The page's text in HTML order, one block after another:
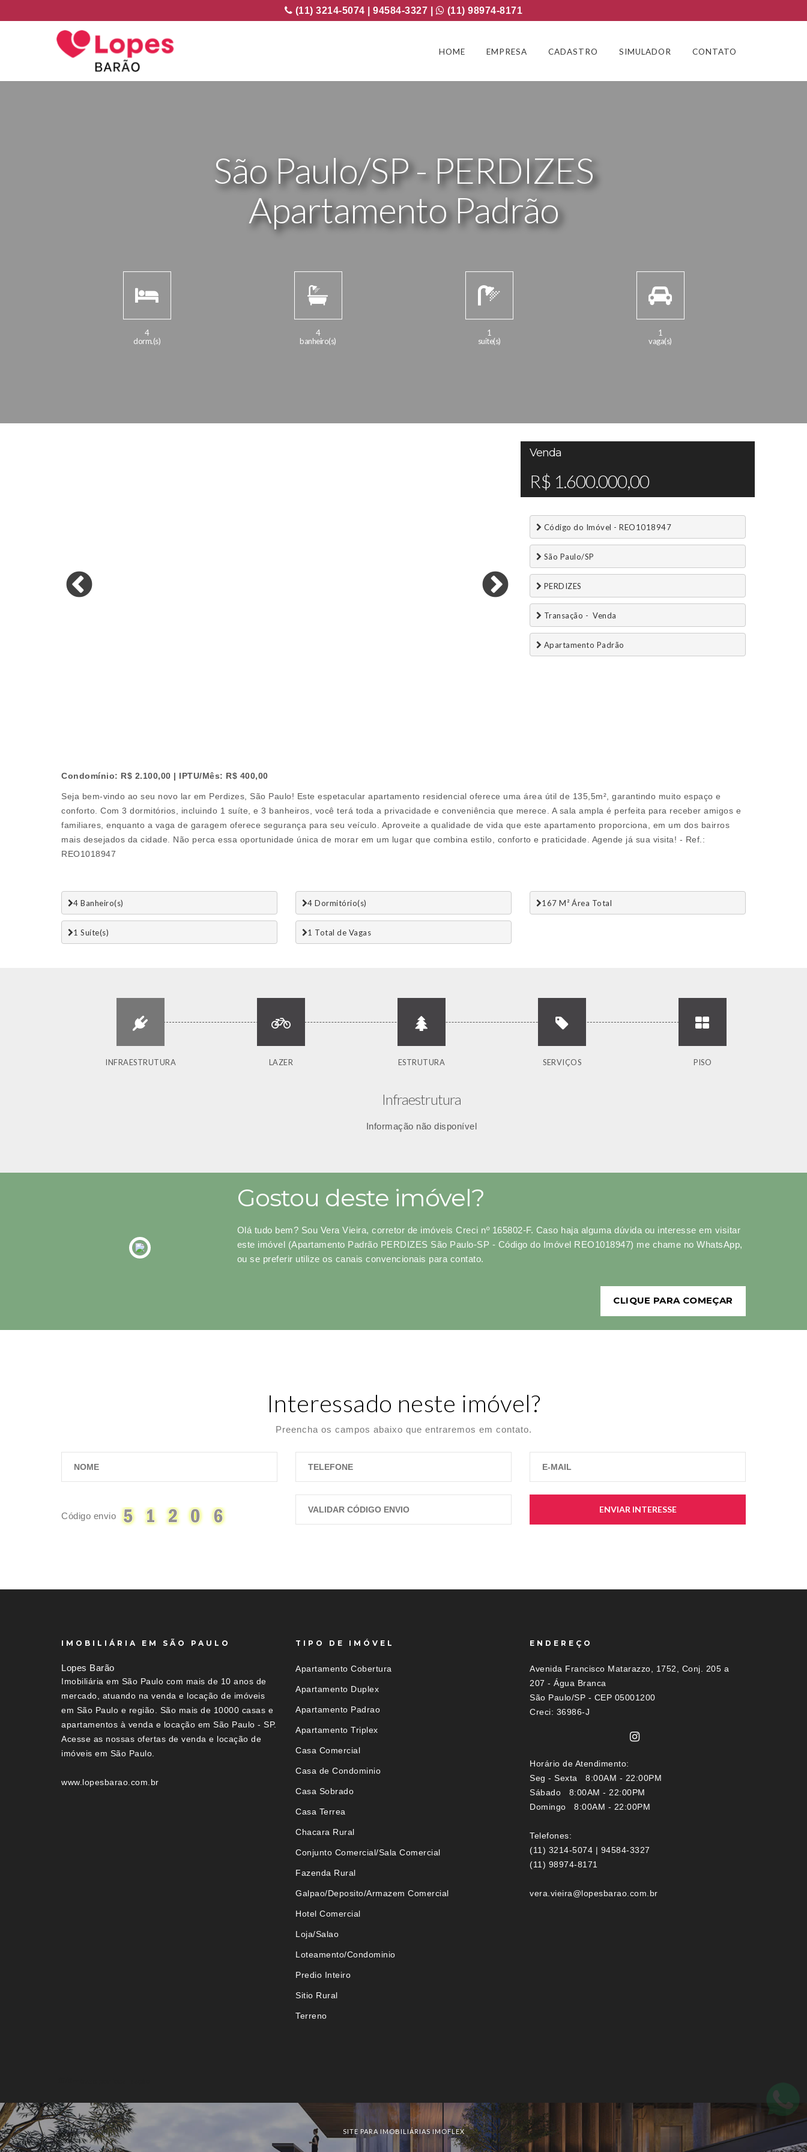
(11) 3214-5074 | 94584-3327 | (11) 98974-8171
HOME EMPRESA CADASTRO SIMULADOR CONTATO
São Paulo/SP - PERDIZES
Apartamento Padrão
4
dorm.(s)
4
banheiro(s)
1
suite(s)
1
vaga(s)
Venda
R$ 1.600.000,00
Código do Imóvel - REO1018947
São Paulo/SP
PERDIZES
Transação -  Venda
Apartamento Padrão
Condomínio: R$ 2.100,00 | IPTU/Mês: R$ 400,00
Seja bem-vindo ao seu novo lar em Perdizes, São Paulo! Este espetacular apartamento residencial oferece uma área útil de 135,5m², garantindo muito espaço e
conforto. Com 3 dormitórios, incluindo 1 suíte, e 3 banheiros, você terá toda a privacidade e conveniência que merece. A sala ampla é perfeita para receber amigos e
familiares, enquanto a vaga de garagem oferece segurança para seu veículo. Aproveite a qualidade de vida que este apartamento proporciona, em um dos bairros
mais desejados da cidade. Não perca essa oportunidade única de morar em um lugar que combina estilo, conforto e praticidade. Agende já sua visita! - Ref.:
REO1018947
4 Banheiro(s)
1 Suí­te(s)
4 Dormitório(s)
1 Total de Vagas
167 M² Área Total
INFRAESTRUTURA LAZER ESTRUTURA SERVIÇOS PISO
Infraestrutura
Informação não disponível
Gostou deste imóvel?
Olá tudo bem? Sou Vera Vieira, corretor de imóveis Creci nº 165802-F. Caso haja alguma dúvida ou interesse em visitar
este imóvel (Apartamento Padrão PERDIZES São Paulo-SP - Código do Imóvel REO1018947) me chame no WhatsApp,
ou se preferir utilize os canais convencionais para contato.
CLIQUE PARA COMEÇAR
Interessado neste imóvel?
Preencha os campos abaixo que entraremos em contato.
Código envio
ENVIAR INTERESSE
IMOBILIÁRIA EM SÃO PAULO
Lopes Barão
Imobiliária em São Paulo com mais de 10 anos de
mercado, atuando na venda e locação de imóveis
em São Paulo e região. São mais de 10000 casas e
apartamentos à venda e locação em São Paulo - SP.
Acesse as nossas ofertas de venda e locação de
imóveis em São Paulo.
www.lopesbarao.com.br
TIPO DE IMÓVEL
Apartamento Cobertura
Apartamento Duplex
Apartamento Padrao
Apartamento Triplex
Casa Comercial
Casa de Condominio
Casa Sobrado
Casa Terrea
Chacara Rural
Conjunto Comercial/Sala Comercial
Fazenda Rural
Galpao/Deposito/Armazem Comercial
Hotel Comercial
Loja/Salao
Loteamento/Condominio
Predio Inteiro
Sitio Rural
Terreno
ENDEREÇO
Avenida Francisco Matarazzo, 1752, Conj. 205 a
207 - Água Branca
São Paulo/SP - CEP 05001200
Creci: 36986-J
Horário de Atendimento:
Seg - Sexta 8:00AM - 22:00PM
Sábado 8:00AM - 22:00PM
Domingo 8:00AM - 22:00PM
Telefones:
(11) 3214-5074 | 94584-3327
(11) 98974-8171
vera.vieira@lopesbarao.com.br
SITE PARA IMOBILIÁRIAS IMOFLEX